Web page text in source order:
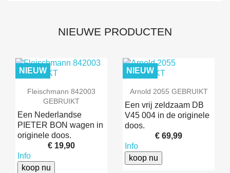
NIEUWE PRODUCTEN
Fleischmann 842003
GEBRUIKT
Een Nederlandse
PIETER BON wagen in
originele doos.
€ 19,90
Info
koop nu
NIEUW
Arnold 2055 GEBRUIKT
Een vrij zeldzaam DB
V45 004 in de originele
doos.
€ 69,99
Info
koop nu
NIEUW